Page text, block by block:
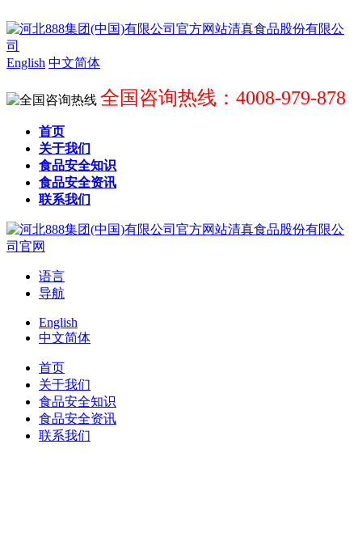
English 中文简体
全国咨询热线：4008-979-878
首页
关于我们
食品安全知识
食品安全资讯
联系我们
语言
导航
English
中文简体
首页
关于我们
食品安全知识
食品安全资讯
联系我们